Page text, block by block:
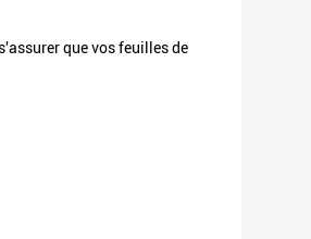
que vos feuilles de